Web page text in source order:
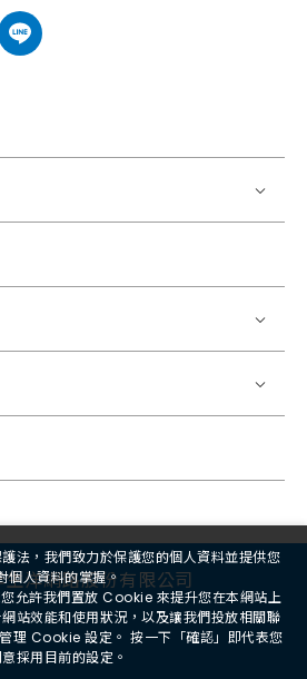
洋網路股份有限公司
法，我們致力於保護您的個人資料並提供您
個人資料的掌握。
允許我們置放 Cookie 來提升您在本網站上
站效能和使用狀況，以及讓我們投放相關聯
理 Cookie 設定。 按一下「確認」即代表您
意採用目前的設定。